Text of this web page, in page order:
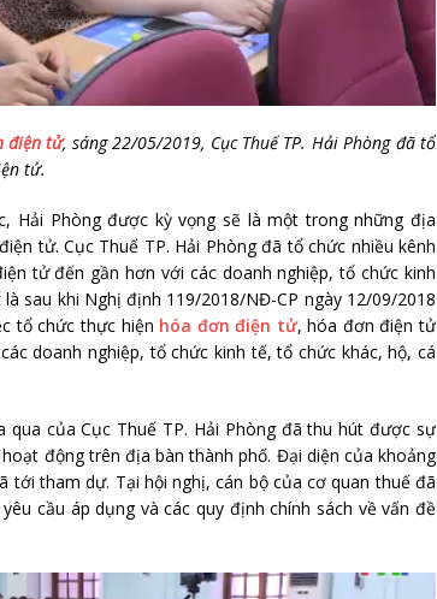
điện tử, sáng 22/05/2019, Cục Thuế TP. Hải Phòng đã tổ
tử.
Hải Phòng được kỳ vọng sẽ là một trong những địa
tử. Cục Thuế TP. Hải Phòng đã tổ chức nhiều kênh
tử đến gần hơn với các doanh nghiệp, tổ chức kinh
sau khi Nghị định 119/2018/NĐ-CP ngày 12/09/2018
tổ chức thực hiện hóa đơn điện tử, hóa đơn điện tử
doanh nghiệp, tổ chức kinh tế, tổ chức khác, hộ, cá
của Cục Thuế TP. Hải Phòng đã thu hút được sự
động trên địa bàn thành phố. Đại diện của khoảng
tới tham dự. Tại hội nghị, cán bộ của cơ quan thuế đã
cầu áp dụng và các quy định chính sách về vấn đề